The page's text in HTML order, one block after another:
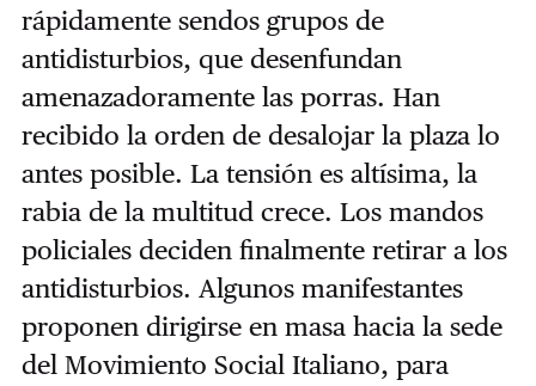
rápidamente sendos grupos de
antidisturbios, que desenfundan
amenazadoramente las porras. Han
recibido la orden de desalojar la plaza lo
antes posible. La tensión es altísima, la
rabia de la multitud crece. Los mandos
policiales deciden finalmente retirar a los
antidisturbios. Algunos manifestantes
proponen dirigirse en masa hacia la sede
del Movimiento Social Italiano, para